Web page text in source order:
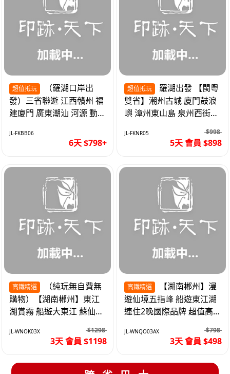
超值抵玩
發）三省聯遊 江西贛州 福
建廈門 廣東潮汕 河源 動車
JL-FKBB06
6天 $798+
超值抵玩
雙省】潮州古城 廈門鼓浪
嶼 漳州東山島 泉州西街
超值抵玩5天
JL-FKNR05 $998
5天 會員 $898
高鐵精選
購物）【湖南郴州】東江
湖賞霧 船遊大東江 蘇仙嶺
JL-WNOK03X $1298
3天 會員 $1198
高鐵精選
遊仙境五指峰 船遊東江湖
連住2晚國際品牌 超值高
JL-WNQO03AX $798
3天 會員 $498